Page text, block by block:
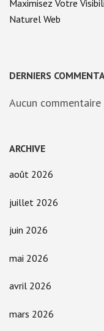
Maximisez Votre
Naturel Web
DERNIERS
Aucun
ARCHIVE
août 2026
juillet 2026
juin 2026
mai 2026
avril 2026
mars 2026